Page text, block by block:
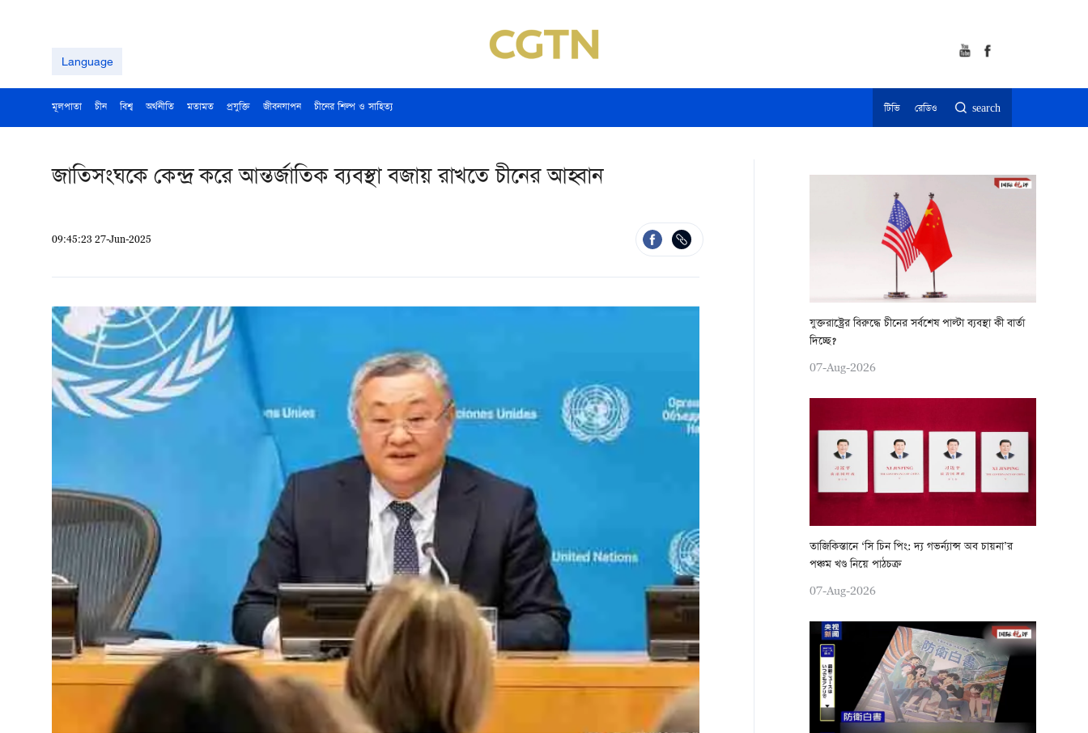
Language
মূলপাতা চীন বিশ্ব অর্থনীতি মতামত প্রযুক্তি জীবনযাপন চীনের শিল্প ও সাহিত্য টিভি রেডিও search
জাতিসংঘকে কেন্দ্র করে আন্তর্জাতিক ব্যবস্থা বজায় রাখতে চীনের আহ্বান
09:45:23 27-Jun-2025
যুক্তরাষ্ট্রের বিরুদ্ধে চীনের সর্বশেষ পাল্টা ব্যবস্থা কী বার্তা
দিচ্ছে?
07-Aug-2026
তাজিকিস্তানে ‘সি চিন পিং: দ্য গভর্ন্যান্স অব চায়না’র
পঞ্চম খণ্ড নিয়ে পাঠচক্র
07-Aug-2026